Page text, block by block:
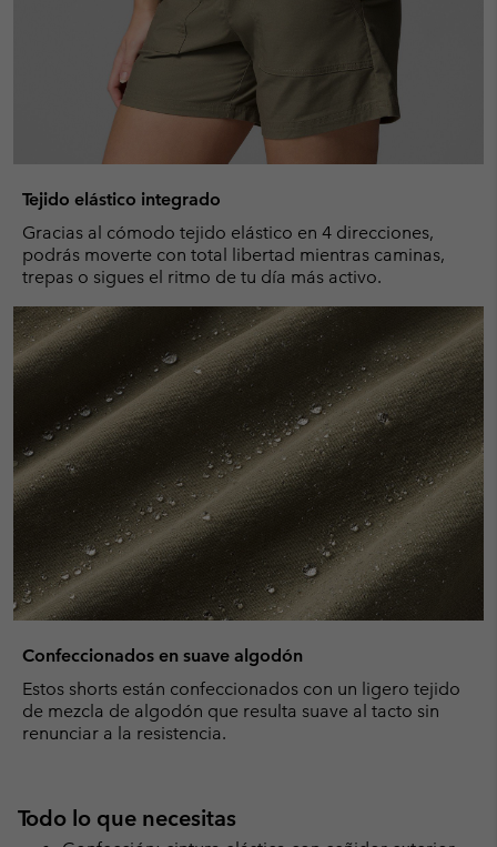
Tejido elástico integrado
Gracias al cómodo tejido elástico en 4 direcciones,
podrás moverte con total libertad mientras caminas,
trepas o sigues el ritmo de tu día más activo.
Confeccionados en suave algodón
Estos shorts están confeccionados con un ligero tejido
de mezcla de algodón que resulta suave al tacto sin
renunciar a la resistencia.
Todo lo que necesitas